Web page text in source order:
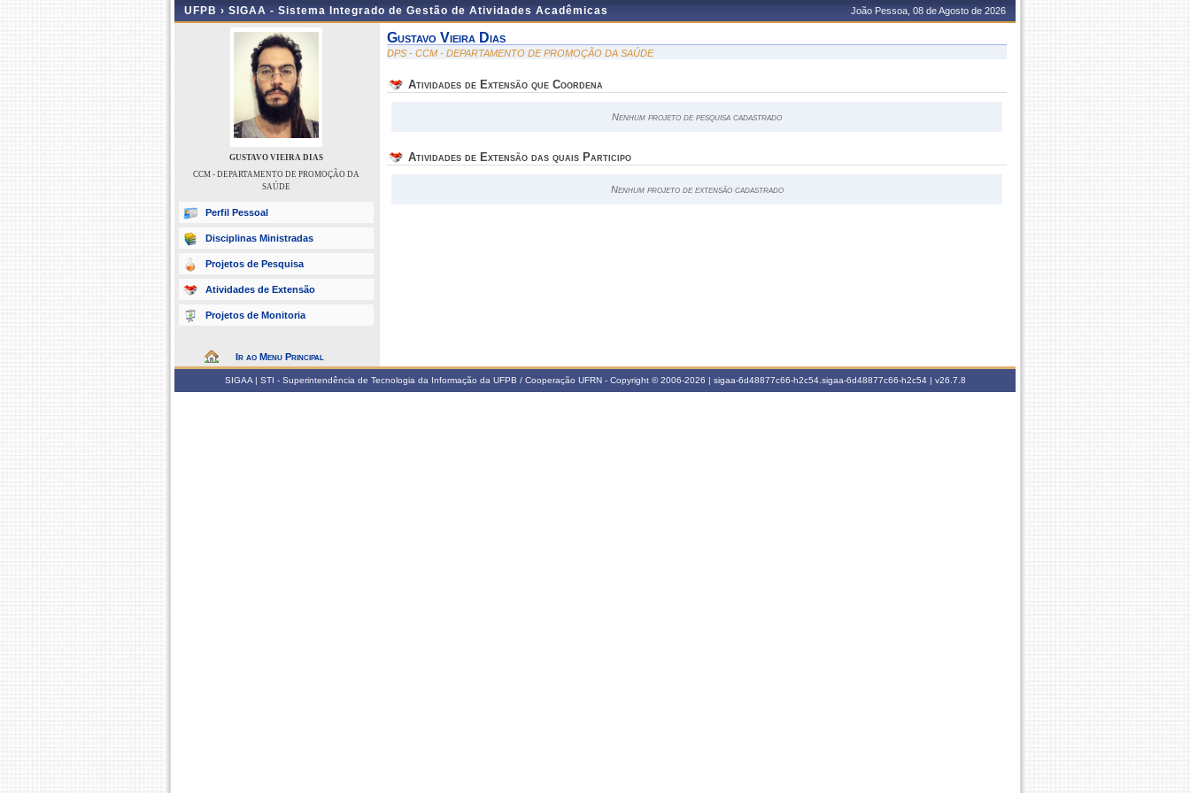
UFPB › SIGAA - Sistema Integrado de Gestão de Atividades Acadêmicas João Pessoa, 08 de Agosto de 2026
GUSTAVO VIEIRA DIAS
CCM - DEPARTAMENTO DE PROMOÇÃO DA
SAÚDE
Perfil Pessoal
Disciplinas Ministradas
Projetos de Pesquisa
Atividades de Extensão
Projetos de Monitoria
Ir ao Menu Principal
Gustavo Vieira Dias
DPS - CCM - DEPARTAMENTO DE PROMOÇÃO DA SAÚDE
Atividades de Extensão que Coordena
Nenhum projeto de pesquisa cadastrado
Atividades de Extensão das quais Participo
Nenhum projeto de extensão cadastrado
SIGAA | STI - Superintendência de Tecnologia da Informação da UFPB / Cooperação UFRN - Copyright © 2006-2026 | sigaa-6d48877c66-h2c54.sigaa-6d48877c66-h2c54 | v26.7.8